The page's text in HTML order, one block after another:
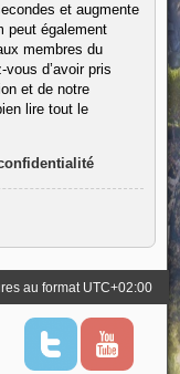
et augmente
peut également
membres du
d’avoir pris
et de notre
lire tout le
au format UTC+02:00
T
Y